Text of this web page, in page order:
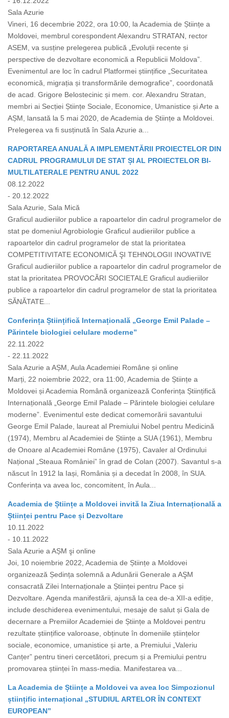
Sala Azurie
Vineri, 16 decembrie 2022, ora 10:00, la Academia de Științe a
Moldovei, membrul corespondent Alexandru STRATAN, rector
ASEM, va susține prelegerea publică „Evoluții recente și
perspective de dezvoltare economică a Republicii Moldova”.
Evenimentul are loc în cadrul Platformei științifice „Securitatea
economică, migrația și transformările demografice”, coordonată
de acad. Grigore Belostecinic și mem. cor. Alexandru Stratan,
membri ai Secției Științe Sociale, Economice, Umanistice și Arte a
AȘM, lansată la 5 mai 2020, de Academia de Științe a Moldovei.
Prelegerea va fi susținută în Sala Azurie a...
RAPORTAREA ANUALĂ A IMPLEMENTĂRII PROIECTELOR DIN
CADRUL PROGRAMULUI DE STAT ȘI AL PROIECTELOR BI-
MULTILATERALE PENTRU ANUL 2022
08.12.2022
- 20.12.2022
Sala Azurie, Sala Mică
Graficul audieriilor publice a rapoartelor din cadrul programelor de
stat pe domeniul Agrobiologie Graficul audieriilor publice a
rapoartelor din cadrul programelor de stat la prioritatea
COMPETITIVITATE ECONOMICĂ ŞI TEHNOLOGII INOVATIVE
Graficul audieriilor publice a rapoartelor din cadrul programelor de
stat la prioritatea PROVOCĂRI SOCIETALE Graficul audieriilor
publice a rapoartelor din cadrul programelor de stat la prioritatea
SĂNĂTATE...
Conferința Științifică Internațională „George Emil Palade –
Părintele biologiei celulare moderne”
22.11.2022
- 22.11.2022
Sala Azurie a AȘM, Aula Academiei Române și online
Marți, 22 noiembrie 2022, ora 11:00, Academia de Științe a
Moldovei și Academia Română organizează Conferința Științifică
Internațională „George Emil Palade – Părintele biologiei celulare
moderne”. Evenimentul este dedicat comemorării savantului
George Emil Palade, laureat al Premiului Nobel pentru Medicină
(1974), Membru al Academiei de Științe a SUA (1961), Membru
de Onoare al Academiei Române (1975), Cavaler al Ordinului
Național „Steaua României” în grad de Colan (2007). Savantul s-a
născut în 1912 la Iași, România și a decedat în 2008, în SUA.
Conferința va avea loc, concomitent, în Aula...
Academia de Științe a Moldovei invită la Ziua Internațională a
Științei pentru Pace și Dezvoltare
10.11.2022
- 10.11.2022
Sala Azurie a AȘM şi online
Joi, 10 noiembrie 2022, Academia de Științe a Moldovei
organizează Ședința solemnă a Adunării Generale a AŞM
consacrată Zilei Internaționale a Științei pentru Pace și
Dezvoltare. Agenda manifestării, ajunsă la cea de-a XII-a ediție,
include deschiderea evenimentului, mesaje de salut și Gala de
decernare a Premiilor Academiei de Științe a Moldovei pentru
rezultate științifice valoroase, obținute în domeniile științelor
sociale, economice, umanistice și arte, a Premiului „Valeriu
Canțer” pentru tineri cercetători, precum și a Premiului pentru
promovarea științei în mass-media. Manifestarea va...
La Academia de Științe a Moldovei va avea loc Simpozionul
științific internațional „STUDIUL ARTELOR ÎN CONTEXT
EUROPEAN”